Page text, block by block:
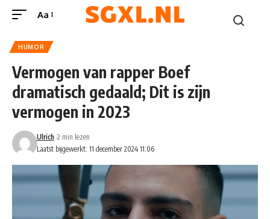
Aa
HUMOR
Vermogen van rapper Boef
dramatisch gedaald; Dit is zijn
vermogen in 2023
Laatst bijgewerkt: 11 december 2024 11:06
Ulrich 2 min lezen